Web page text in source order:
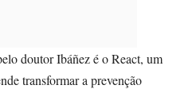
doutor Ibáñez é o React, um
transformar a prevenção